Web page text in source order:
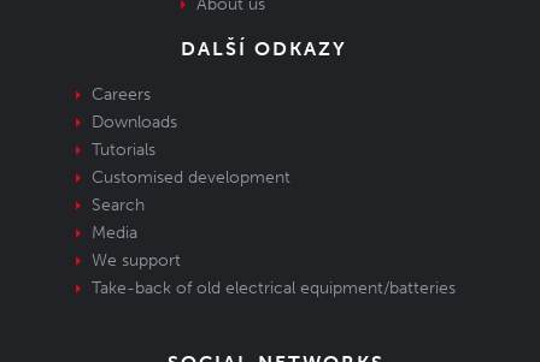
About us
DALŠÍ ODKAZY
Careers
Downloads
Tutorials
Customised development
Search
Media
We support
Take-back of old electrical equipment/batteries